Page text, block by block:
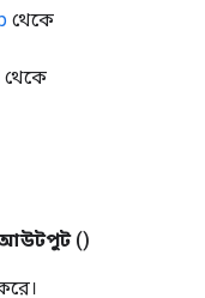
থেকে
থেকে
আউটপুট ()